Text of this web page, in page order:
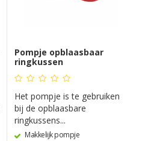
Pompje opblaasbaar
ringkussen
Het pompje is te gebruiken
bij de opblaasbare
ringkussens...
Makkelijk pompje